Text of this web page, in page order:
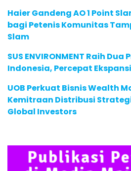
Haier Gandeng AO 1 Point
bagi Petenis Komunitas
Slam
SUS ENVIRONMENT Raih Dua
Indonesia, Percepat
UOB Perkuat Bisnis Wealth
Kemitraan Distribusi
Global Investors